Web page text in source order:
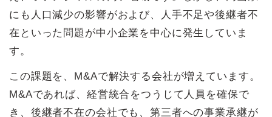
にも人口減少の影響がおよび、人手不足や後継者不
在といった問題が中小企業を中心に発生していま
す。
この課題を、M&Aで解決する会社が増えています。
M&Aであれば、経営統合をつうじて人員を確保で
き、後継者不在の会社でも、第三者への事業承継が